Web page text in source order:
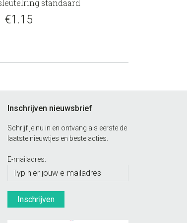
standaard
€1.15
Inschrijven nieuwsbrief
Schrijf je nu in en ontvang als eerste de
laatste nieuwtjes en beste acties.
E-mailadres: